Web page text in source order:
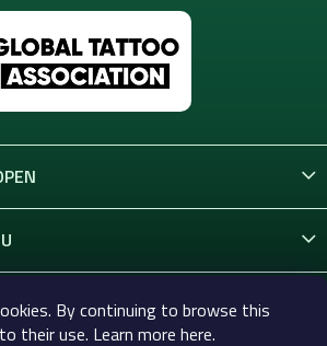
By continuing to browse this
their use. Learn more here.